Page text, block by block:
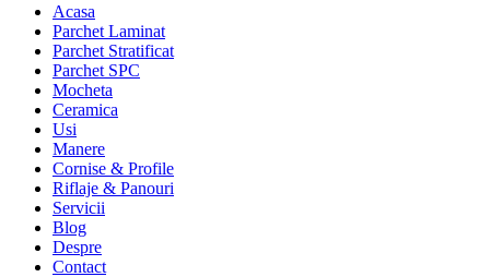
Acasa
Parchet Laminat
Parchet Stratificat
Parchet SPC
Mocheta
Ceramica
Usi
Manere
Cornise & Profile
Riflaje & Panouri
Servicii
Blog
Despre
Contact